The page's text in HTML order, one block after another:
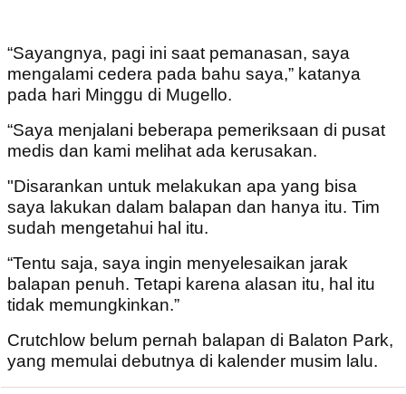
“Sayangnya, pagi ini saat pemanasan, saya
mengalami cedera pada bahu saya,” katanya
pada hari Minggu di Mugello.
“Saya menjalani beberapa pemeriksaan di pusat
medis dan kami melihat ada kerusakan.
"Disarankan untuk melakukan apa yang bisa
saya lakukan dalam balapan dan hanya itu. Tim
sudah mengetahui hal itu.
“Tentu saja, saya ingin menyelesaikan jarak
balapan penuh. Tetapi karena alasan itu, hal itu
tidak memungkinkan.”
Crutchlow belum pernah balapan di Balaton Park,
yang memulai debutnya di kalender musim lalu.